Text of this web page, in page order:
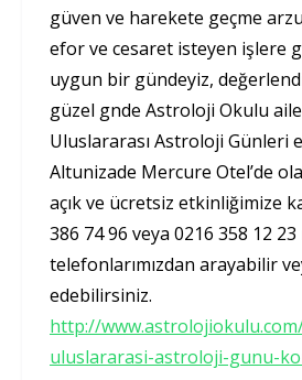
güven ve harekete geçme
efor ve cesaret isteyen işlere
uygun bir gündeyiz,
güzel gnde Astroloji Okulu
Uluslararası Astroloji Günleri
Altunizade Mercure Otel’de
açık ve ücretsiz etkinliğimize
386 74 96 veya 0216 358 12 23
telefonlarımızdan arayabilir
edebilirsiniz.
http://
uluslararasi-astroloji-gunu-